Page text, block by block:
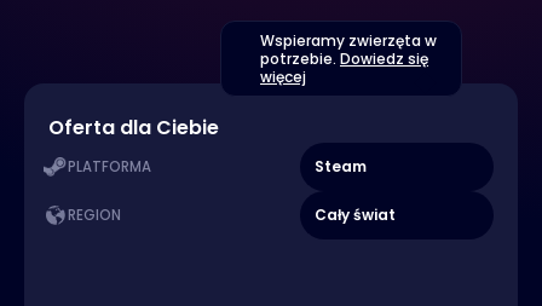
Wspieramy zwierzęta w
potrzebie. Dowiedz się
więcej
Oferta dla Ciebie
PLATFORMA Steam
REGION Cały świat